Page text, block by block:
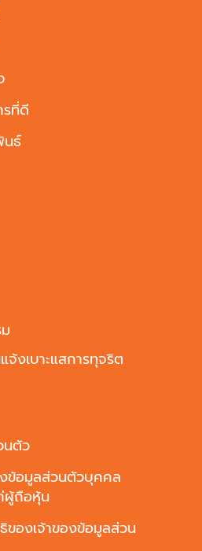
ที่ดี
ธ์
จ้งเบาะแสการทุจริต
นตัว
ข้อมูลส่วนตัวบุคคล
ผู้ถือหุ้น
ของเจ้าของข้อมูลส่วน